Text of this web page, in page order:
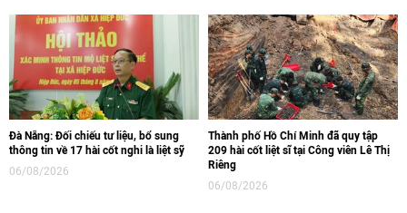
Đà Nẵng: Đối chiếu tư liệu, bổ sung
thông tin về 17 hài cốt nghi là liệt sỹ
06/08/2026
Thành phố Hồ Chí Minh đã quy tập
209 hài cốt liệt sĩ tại Công viên Lê Thị
Riêng
06/08/2026